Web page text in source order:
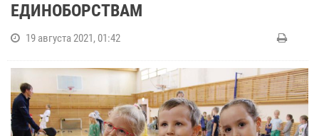
ЕДИНОБОРСТВАМ
19 августа 2021, 01:42